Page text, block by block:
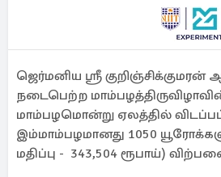
ஜெர்மனிய ஸ்ரீ குறிஞ்சிக்குமரன்
நடைபெற்ற மாம்பழத்திருவிழாவின்
மாம்பழமொன்று ஏலத்தில்
இம்மாம்பழமானது 1050
மதிப்பு - 343,504 ரூபாய்)